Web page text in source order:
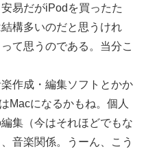
易だがiPodを買ったた
構多いのだと思うけれ
て思うのである。当分こ
作成・編集ソフトとかか
Macになるかもね。個人
集（今はそれほどでもな
音楽関係。うーん、こう